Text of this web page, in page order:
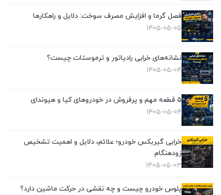
فصل گرما و افزایش مصرف سوخت: دلایل و راهکارها
1405-05-05
نشانه‌های خرابی رادیاتور و ترموستات چیست؟
1405-05-04
۵ قطعه مهم و پرفروش در خودروهای کیا و هیوندای
1405-05-04
خرابی گیربکس خودرو؛ علائم، دلایل و اهمیت تشخیص
زودهنگام
1405-05-03
پلوس خودرو چیست و چه نقشی در حرکت ماشین دارد؟